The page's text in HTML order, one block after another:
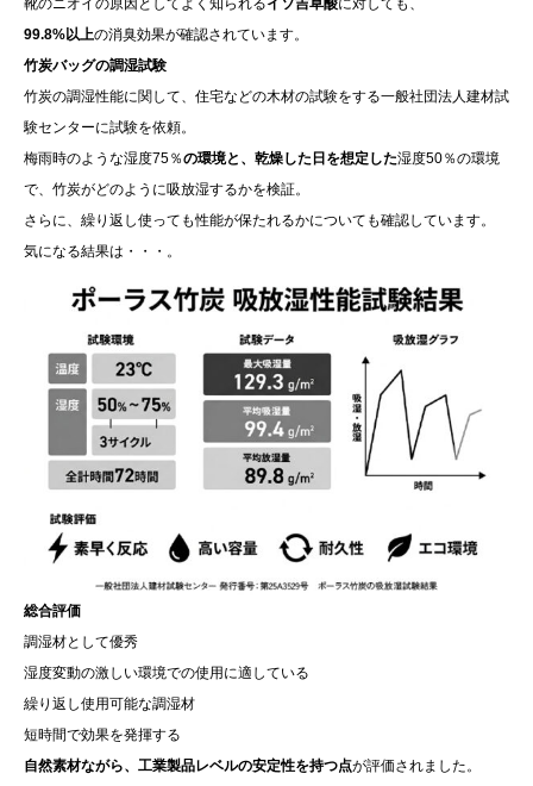
靴のニオイの原因としてよく知られるイソ吉草酸に対しても、
99.8%以上の消臭効果が確認されています。
竹炭バッグの調湿試験
竹炭の調湿性能に関して、住宅などの木材の試験をする一般社団法人建材試
験センターに試験を依頼。
梅雨時のような湿度75％の環境と、乾燥した日を想定した湿度50％の環境
で、竹炭がどのように吸放湿するかを検証。
さらに、繰り返し使っても性能が保たれるかについても確認しています。
気になる結果は・・・。
総合評価
調湿材として優秀
湿度変動の激しい環境での使用に適している
繰り返し使用可能な調湿材
短時間で効果を発揮する
自然素材ながら、工業製品レベルの安定性を持つ点が評価されました。